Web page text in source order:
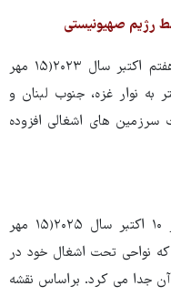
براساس این تحقیقات، رژیم اسرائیل از هفتم اکتبر سال ۲۰۲۳(۱۵ مهر
به نوار غزه، جنوب لبنان و
درصد به وسعت سرزمین های اشغالی افزوده
رژیم اسرائیل بعد از توافق آتش بس در ۱۰ اکتبر سال ۲۰۲۵(۱۵ مهر
که نواحی تحت اشغال خود در
آن جدا می کرد. براساس نقشه